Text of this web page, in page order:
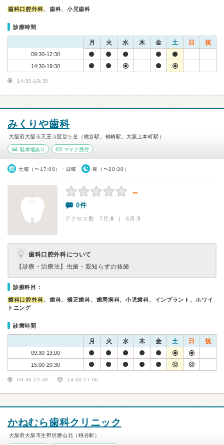
歯科口腔外科、歯科、小児歯科
診療時間
月 火 水 木 金 土 日 祝
09:30-12:30
14:30-19:30
14:30-18:30
みくりや歯科
大阪府大阪市天王寺区堂ケ芝（桃谷駅、鶴橋駅、大阪上本町駅）
駐車場あり マイナ受付
土曜（〜17:00）・日曜 夜（〜20:30）
－
0件
アクセス数 7月:8 | 6月:3
歯科口腔外科について
【診療・治療法】 虫歯・親知らずの抜歯
診療科目：
歯科口腔外科、歯科、矯正歯科、歯周病科、小児歯科、インプラント、ホワイ
トニング
診療時間
月 火 水 木 金 土 日 祝
09:30-13:00
15:00-20:30
09:30-12:30 14:00-17:00
かねむら歯科クリニック
大阪府大阪市生野区勝山北（桃谷駅）